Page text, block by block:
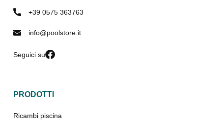
+39 0575 363763
info@poolstore.it
Seguici su
PRODOTTI
Ricambi piscina